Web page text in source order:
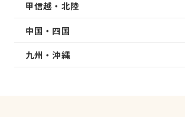
甲信越・北陸
中国・四国
九州・沖縄